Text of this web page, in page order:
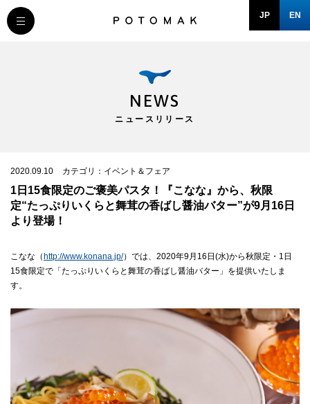
JP EN
COMPANY
DOMAIN
NEWS
NEWS
ニュースリリース
2020.09.10 カテゴリ：イベント＆フェア
1日15食限定のご褒美パスタ！『こなな』から、秋限
定“たっぷりいくらと舞茸の香ばし醤油バター”が9月16日
より登場！
こなな（ http://www.konana.jp/）では、2020年9月16日(水)から秋限定・1日
15食限定で「たっぷりいくらと舞茸の香ばし醤油バター」を提供いたしま
す。